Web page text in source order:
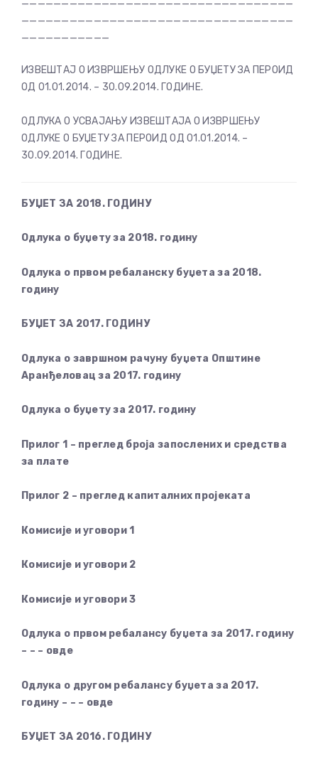
__________________________________
___________
ИЗВЕШТАЈ О ИЗВРШЕЊУ ОДЛУКЕ О БУЏЕТУ ЗА ПЕРОИД
ОД 01.01.2014. – 30.09.2014. ГОДИНЕ.
ОДЛУКА О УСВАЈАЊУ ИЗВЕШТАЈА О ИЗВРШЕЊУ
ОДЛУКЕ О БУЏЕТУ ЗА ПЕРОИД ОД 01.01.2014. –
30.09.2014. ГОДИНЕ.
БУЏЕТ ЗА 2018. ГОДИНУ
Одлука о буџету за 2018. годину
Одлука о првом ребаланску буџета за 2018.
годину
БУЏЕТ ЗА 2017. ГОДИНУ
Одлука о завршном рачуну буџета Општине
Аранђеловац за 2017. годину
Одлука о буџету за 2017. годину
Прилог 1 – преглед броја запослених и средства
за плате
Прилог 2 – преглед капиталних пројеката
Комисије и уговори 1
Комисије и уговори 2
Комисије и уговори 3
Одлука о првом ребалансу буџета за 2017. годину
– – – овде
Одлука о другом ребалансу буџета за 2017.
годину – – – овде
БУЏЕТ ЗА 2016. ГОДИНУ